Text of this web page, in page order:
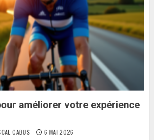
améliorer votre expérience
CABUS 6 MAI 2026